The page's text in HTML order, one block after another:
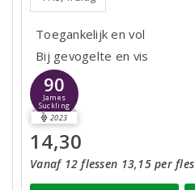
Toegankelijk en vol
Bij gevogelte en vis
90
James
Suckling
2023
14,30
Vanaf 12 flessen 13,15 per fles